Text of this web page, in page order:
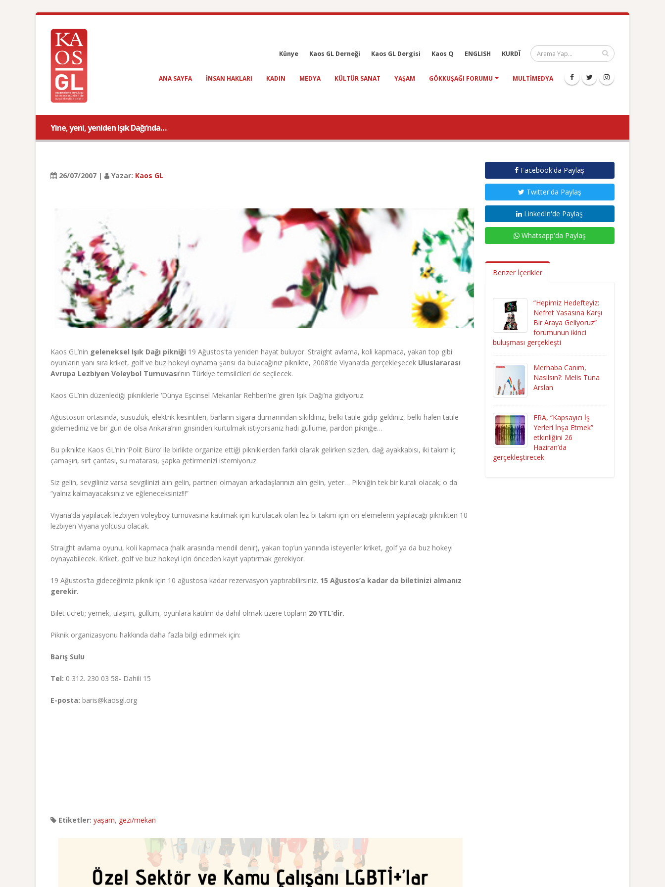
Künye Kaos GL Derneği Kaos GL Dergisi Kaos Q ENGLISH KURDÎ
ANA SAYFA INSAN HAKLARI KADIN MEDYA KÜLTÜR SANAT YAŞAM GÖKKUŞAĞI FORUMU MULTIMEDYA
Yine, yeni, yeniden Işık Dağı’nda…
26/07/2007 | Yazar: Kaos GL
Kaos GL’nin geleneksel Işık Dağı pikniği 19 Ağustos'ta yeniden hayat buluyor. Straight avlama, koli kapmaca, yakan top gibi
oyunların yanı sıra kriket, golf ve buz hokeyi oynama şansı da bulacağınız piknikte, 2008’de Viyana’da gerçekleşecek Uluslararası
Avrupa Lezbiyen Voleybol Turnuvası'nın Türkiye temsilcileri de seçilecek.
Kaos GL’nin düzenlediği pikniklerle ‘Dünya Eşcinsel Mekanlar Rehberi’ne giren Işık Dağı’na gidiyoruz.
Ağustosun ortasında, susuzluk, elektrik kesintileri, barların sigara dumanından sıkıldınız, belki tatile gidip geldiniz, belki halen tatile
gidemediniz ve bir gün de olsa Ankara’nın grisinden kurtulmak istiyorsanız hadi güllüme, pardon pikniğe…
Bu piknikte Kaos GL’nin ‘Polit Büro’ ile birlikte organize ettiği pikniklerden farklı olarak gelirken sizden, dağ ayakkabısı, iki takım iç
çamaşırı, sırt çantası, su matarası, şapka getirmenizi istemiyoruz.
Siz gelin, sevgiliniz varsa sevgilinizi alın gelin, partneri olmayan arkadaşlarınızı alın gelin, yeter… Pikniğin tek bir kuralı olacak; o da
“yalnız kalmayacaksınız ve eğleneceksiniz!!!”
Viyana’da yapılacak lezbiyen voleyboy turnuvasına katılmak için kurulacak olan lez-bi takım için ön elemelerin yapılacağı piknikten 10
lezbiyen Viyana yolcusu olacak.
Straight avlama oyunu, koli kapmaca (halk arasında mendil denir), yakan top’un yanında isteyenler kriket, golf ya da buz hokeyi
oynayabilecek. Kriket, golf ve buz hokeyi için önceden kayıt yaptırmak gerekiyor.
19 Ağustos’ta gideceğimiz piknik için 10 ağustosa kadar rezervasyon yaptırabilirsiniz. 15 Ağustos’a kadar da biletinizi almanız
gerekir.
Bilet ücreti; yemek, ulaşım, güllüm, oyunlara katılım da dahil olmak üzere toplam 20 YTL’dir.
Piknik organizasyonu hakkında daha fazla bilgi edinmek için:
Barış Sulu
Tel: 0 312. 230 03 58- Dahili 15
E-posta: baris@kaosgl.org
Etiketler: yaşam, gezi/mekan
Facebook'da Paylaş
Twitter'da Paylaş
LinkedIn'de Paylaş
Whatsapp'da Paylaş
Benzer İçerikler
“Hepimiz Hedefteyiz:
Nefret Yasasına Karşı
Bir Araya Geliyoruz”
forumunun ikinci
buluşması gerçekleşti
Merhaba Canım,
Nasılsın?: Melis Tuna
Arslan
ERA, “Kapsayıcı İş
Yerleri İnşa Etmek”
etkinliğini 26
Haziran’da
gerçekleştirecek